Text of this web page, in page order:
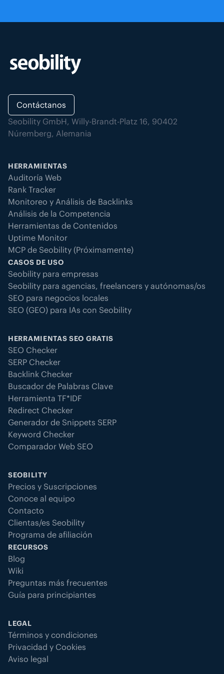
Contáctanos
Seobility GmbH, Willy-Brandt-Platz 16, 90402
Núremberg, Alemania
HERRAMIENTAS
Auditoría Web
Rank Tracker
Monitoreo y Análisis de Backlinks
Análisis de la Competencia
Herramientas de Contenidos
Uptime Monitor
MCP de Seobility (Próximamente)
CASOS DE USO
Seobility para empresas
Seobility para agencias, freelancers y autónomas/os
SEO para negocios locales
SEO (GEO) para IAs con Seobility
HERRAMIENTAS SEO GRATIS
SEO Checker
SERP Checker
Backlink Checker
Buscador de Palabras Clave
Herramienta TF*IDF
Redirect Checker
Generador de Snippets SERP
Keyword Checker
Comparador Web SEO
SEOBILITY
Precios y Suscripciones
Conoce al equipo
Contacto
Clientas/es Seobility
Programa de afiliación
RECURSOS
Blog
Wiki
Preguntas más frecuentes
Guía para principiantes
LEGAL
Términos y condiciones
Privacidad y Cookies
Aviso legal